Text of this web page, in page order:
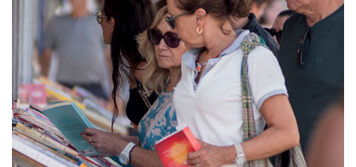
Marés
Histórico
Vídeos
Contactos